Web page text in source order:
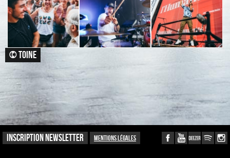
© TOINE
INSCRIPTION NEWSLETTER Mentions légales